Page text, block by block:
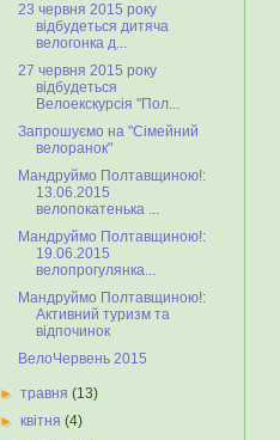
23 червня 2015 року
відбудеться дитяча
велогонка д...
27 червня 2015 року
відбудеться
Велоекскурсія "Пол...
Запрошуємо на "Сімейний
велоранок"
Мандруймо Полтавщиною!:
13.06.2015
велопокатенька ...
Мандруймо Полтавщиною!:
19.06.2015
велопрогулянка...
Мандруймо Полтавщиною!:
Активний туризм та
відпочинок
ВелоЧервень 2015
►травня(13)
►квітня(4)